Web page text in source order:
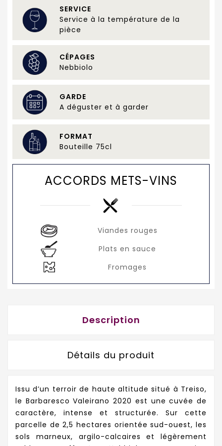
SERVICE
Service à la température de la
pièce
CÉPAGES
Nebbiolo
GARDE
A déguster et à garder
FORMAT
Bouteille 75cl
ACCORDS METS-VINS
Viandes rouges
Plats en sauce
Fromages
Description
Détails du produit
Issu d’un terroir de haute altitude situé à Treiso,
le Barbaresco Valeirano 2020 est une cuvée de
caractère, intense et structurée. Sur cette
parcelle de 2,5 hectares orientée sud-ouest, les
sols marneux, argilo-calcaires et légèrement